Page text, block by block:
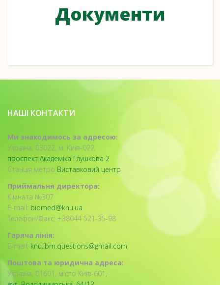
Документи
НАШІ КОНТАКТИ
Ми знаходимось за адресою:
Україна, 03022, м. Київ-022,
проспект Академіка Глушкова 2
Станція метро Виставковий центр
Приймальня директора:
Кімната №307
E-mail: biomed@knu.ua
Телефон/Факс: +38044 521-35-98
Гаряча лінія:
E-mail: knu.ibm.questions@gmail.com
Поштова та юридична адреса:
Україна, 01601, місто Київ-601,